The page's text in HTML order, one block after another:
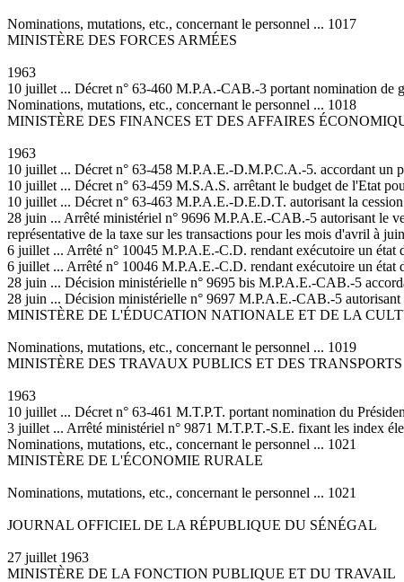
Nominations, mutations, etc., concernant le personnel ... 1017
MINISTÈRE DES FORCES ARMÉES
1963
10 juillet ... Décret n° 63-460 M.P.A.-CAB.-3 portant nomination de
Nominations, mutations, etc., concernant le personnel ... 1018
MINISTÈRE DES FINANCES ET DES AFFAIRES
1963
10 juillet ... Décret n° 63-458 M.P.A.E.-D.M.P.C.A.-5. accordant un
10 juillet ... Décret n° 63-459 M.S.A.S. arrêtant le budget de l'Etat
10 juillet ... Décret n° 63-463 M.P.A.E.-D.E.D.T. autorisant la
28 juin ... Arrêté ministériel n° 9696 M.P.A.E.-CAB.-5 autorisant le
représentative de la taxe sur les transactions pour les mois d'avril à
6 juillet ... Arrêté n° 10045 M.P.A.E.-C.D. rendant exécutoire un état
6 juillet ... Arrêté n° 10046 M.P.A.E.-C.D. rendant exécutoire un état
28 juin ... Décision ministérielle n° 9695 bis M.P.A.E.-CAB.-5
28 juin ... Décision ministérielle n° 9697 M.P.A.E.-CAB.-5
MINISTÈRE DE L'ÉDUCATION NATIONALE ET DE LA
Nominations, mutations, etc., concernant le personnel ... 1019
MINISTÈRE DES TRAVAUX PUBLICS ET DES TRANSPORTS
1963
10 juillet ... Décret n° 63-461 M.T.P.T. portant nomination du
3 juillet ... Arrêté ministériel n° 9871 M.T.P.T.-S.E. fixant les index
Nominations, mutations, etc., concernant le personnel ... 1021
MINISTÈRE DE L'ÉCONOMIE RURALE
Nominations, mutations, etc., concernant le personnel ... 1021
JOURNAL OFFICIEL DE LA RÉPUBLIQUE DU SÉNÉGAL
27 juillet 1963
MINISTÈRE DE LA FONCTION PUBLIQUE ET DU TRAVAIL